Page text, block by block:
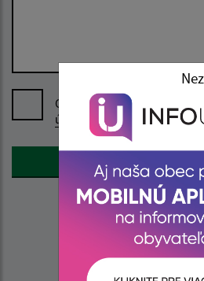
Oboznámil som sa so
údajov
Google reCaptcha Response
Odoslať
Úradné
Deň